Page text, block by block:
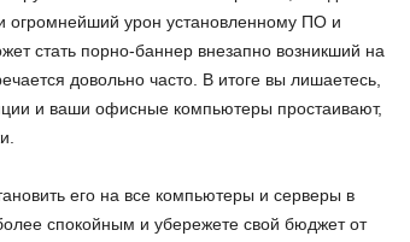
огромнейший урон установленному ПО и
стать порно-баннер внезапно возникший на
довольно часто. В итоге вы лишаетесь,
и ваши офисные компьютеры простаивают,
его на все компьютеры и серверы в
спокойным и убережете свой бюджет от